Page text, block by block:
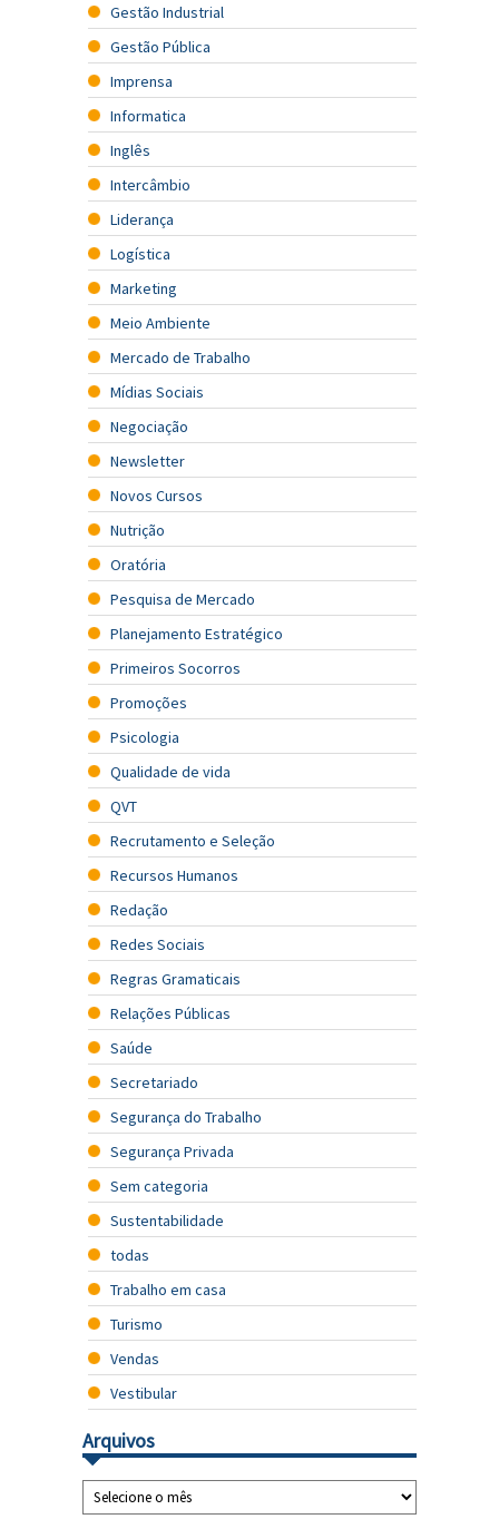
Gestão Industrial
Gestão Pública
Imprensa
Informatica
Inglês
Intercâmbio
Liderança
Logística
Marketing
Meio Ambiente
Mercado de Trabalho
Mídias Sociais
Negociação
Newsletter
Novos Cursos
Nutrição
Oratória
Pesquisa de Mercado
Planejamento Estratégico
Primeiros Socorros
Promoções
Psicologia
Qualidade de vida
QVT
Recrutamento e Seleção
Recursos Humanos
Redação
Redes Sociais
Regras Gramaticais
Relações Públicas
Saúde
Secretariado
Segurança do Trabalho
Segurança Privada
Sem categoria
Sustentabilidade
todas
Trabalho em casa
Turismo
Vendas
Vestibular
Arquivos